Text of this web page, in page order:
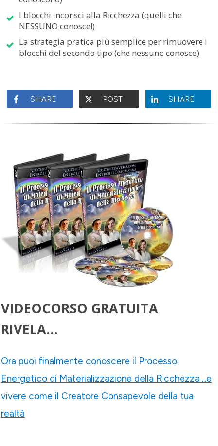
I blocchi inconsci alla Ricchezza (quelli che
NESSUNO conosce!)
La strategia pratica più semplice per rimuovere i
blocchi del secondo tipo (che nessuno conosce).
SHARE POST SHARE
VIDEOCORSO GRATUITA
RIVELA...
Ora puoi finalmente conoscere il Processo
Energetico di Materializzazione della Ricchezza ...e
vivere come il Creatore Consapevole della tua
realtà